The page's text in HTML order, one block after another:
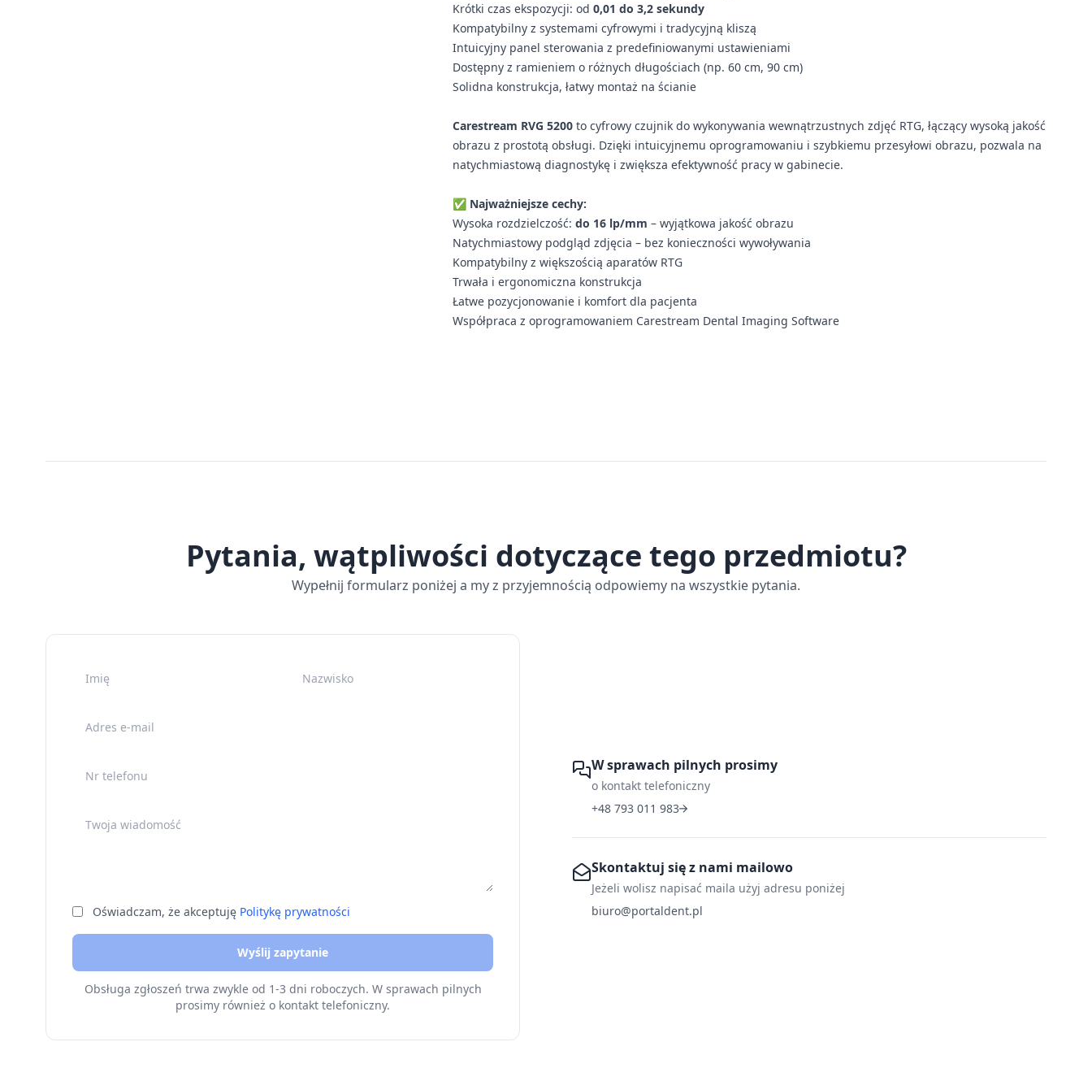
Krótki czas ekspozycji: od0,01 do 3,2 sekundy
Kompatybilny z systemami cyfrowymi i tradycyjną kliszą
Intuicyjny panel sterowania z predefiniowanymi ustawieniami
Dostępny z ramieniem o różnych długościach (np. 60 cm, 90 cm)
Solidna konstrukcja, łatwy montaż na ścianie
Carestream RVG 5200 to cyfrowy czujnik do wykonywania wewnątrzustnych zdjęć RTG, łączący wysoką jakość
obrazu z prostotą obsługi. Dzięki intuicyjnemu oprogramowaniu i szybkiemu przesyłowi obrazu, pozwala na
natychmiastową diagnostykę i zwiększa efektywność pracy w gabinecie.
✅ Najważniejsze cechy:
Wysoka rozdzielczość:do 16 lp/mm – wyjątkowa jakość obrazu
Natychmiastowy podgląd zdjęcia – bez konieczności wywoływania
Kompatybilny z większością aparatów RTG
Trwała i ergonomiczna konstrukcja
Łatwe pozycjonowanie i komfort dla pacjenta
Współpraca z oprogramowaniem Carestream Dental Imaging Software
Pytania, wątpliwości dotyczące tego przedmiotu?
Wypełnij formularz poniżej a my z przyjemnością odpowiemy na wszystkie pytania.
Nazwisko
Adres e-mail
Nr telefonu
Twoja wiadomość
Oświadczam, że akceptuję Politykę prywatności
Wyślij zapytanie
Obsługa zgłoszeń trwa zwykle od 1-3 dni roboczych. W sprawach pilnych
prosimy również o kontakt telefoniczny.
W sprawach pilnych prosimy
o kontakt telefoniczny
+48 793 011 983
Skontaktuj się z nami mailowo
Jeżeli wolisz napisać maila użyj adresu poniżej
biuro@portaldent.pl